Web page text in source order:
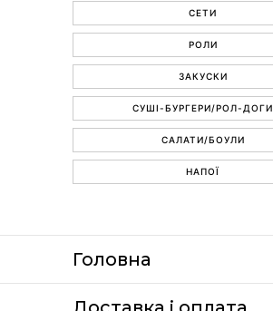
СЕТИ
РОЛИ
ЗАКУСКИ
СУШІ-БУРГЕРИ/РОЛ-ДОГИ
САЛАТИ/БОУЛИ
НАПОЇ
Головна